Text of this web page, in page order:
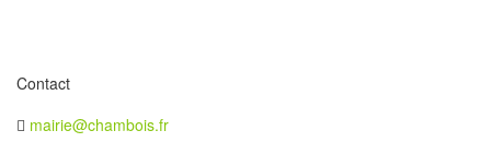
Contact
mairie@chambois.fr